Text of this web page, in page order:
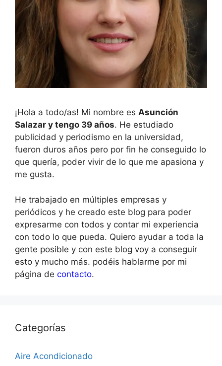
¡Hola a todo/as! Mi nombre es Asunción
Salazar y tengo 39 años. He estudiado
publicidad y periodismo en la universidad,
fueron duros años pero por fin he conseguido lo
que quería, poder vivir de lo que me apasiona y
me gusta.
He trabajado en múltiples empresas y
periódicos y he creado este blog para poder
expresarme con todos y contar mi experiencia
con todo lo que pueda. Quiero ayudar a toda la
gente posible y con este blog voy a conseguir
esto y mucho más. podéis hablarme por mi
página de contacto.
Categorías
Aire Acondicionado